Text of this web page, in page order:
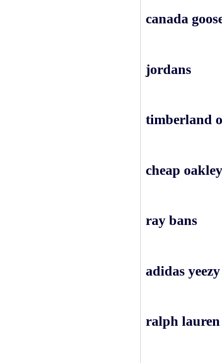
canada
jordans
timberland
cheap
ray bans
adidas
ralph